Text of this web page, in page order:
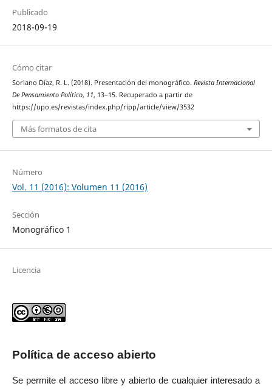
Publicado
2018-09-19
Cómo citar
Soriano Díaz, R. L. (2018). Presentación del monográfico. Revista Internacional
De Pensamiento Político, 11, 13–15. Recuperado a partir de
https://upo.es/revistas/index.php/ripp/article/view/3532
Más formatos de cita
Número
Vol. 11 (2016): Volumen 11 (2016)
Sección
Monográfico 1
Licencia
Política de acceso abierto
Se permite el acceso libre y abierto de cualquier interesado a